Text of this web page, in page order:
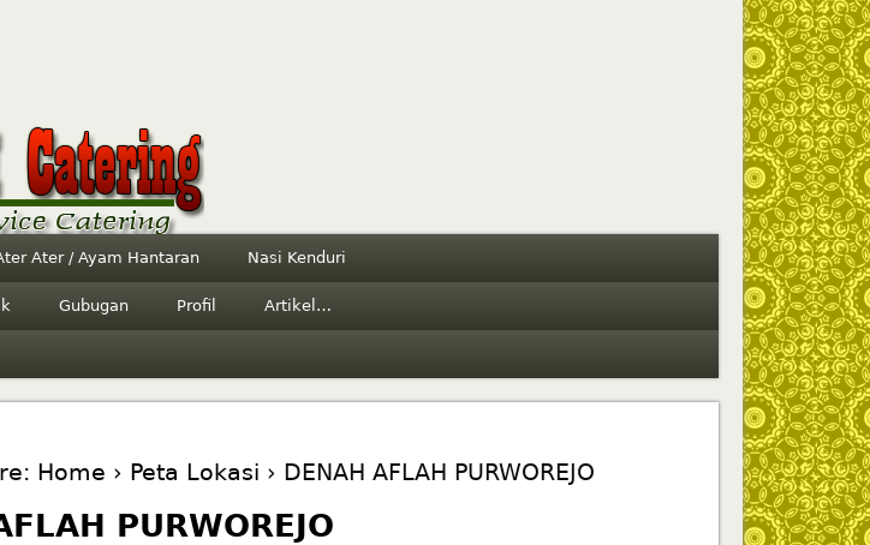
Ater / Ayam Hantaran Nasi Kenduri
Gubugan Profil Artikel…
Home › Peta Lokasi › DENAH AFLAH PURWOREJO
PURWOREJO